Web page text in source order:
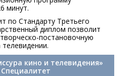
минут.
по Стандарту Третьего
диплом позволит
постановочную
кино и телевидения»
Специалитет